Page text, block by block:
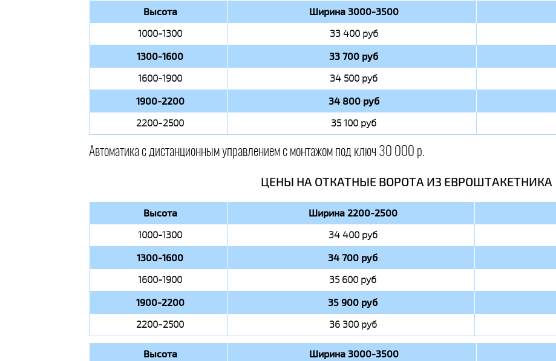
Высота Ширина 3000-3500
1000-1300 33 400 руб
1300-1600 33 700 руб
1600-1900 34 500 руб
1900-2200 34 800 руб
2200-2500 35 100 руб
Автоматика с дистанционным управлением с монтажом под ключ 30 000 р.
ЦЕНЫ НА ОТКАТНЫЕ ВОРОТА ИЗ ЕВРОШТАКЕТНИКА
Высота Ширина 2200-2500
1000-1300 34 400 руб
1300-1600 34 700 руб
1600-1900 35 600 руб
1900-2200 35 900 руб
2200-2500 36 300 руб
Высота Ширина 3000-3500